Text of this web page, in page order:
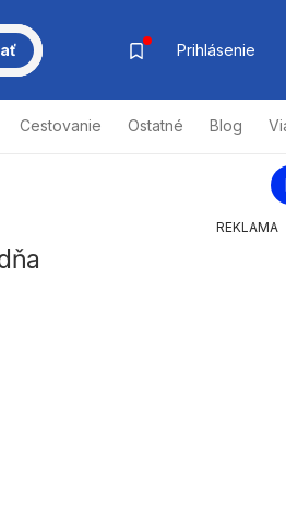
Prihlásenie
Cestovanie Ostatné Blog
REKLAMA